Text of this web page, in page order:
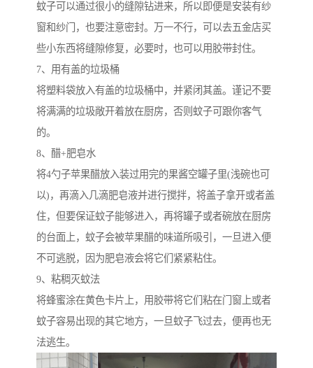
蚊子可以通过很小的缝隙钻进来，所以即便是安装有纱
窗和纱门，也要注意密封。万一不行，可以去五金店买
些小东西将缝隙修复，必要时，也可以用胶带封住。
7、用有盖的垃圾桶
将塑料袋放入有盖的垃圾桶中，并紧闭其盖。谨记不要
将满满的垃圾敞开着放在厨房，否则蚊子可跟你客气
的。
8、醋+肥皂水
将4勺子苹果醋放入装过用完的果酱空罐子里(浅碗也可
以)，再滴入几滴肥皂液并进行搅拌，将盖子拿开或者盖
住，但要保证蚊子能够进入，再将罐子或者碗放在厨房
的台面上，蚊子会被苹果醋的味道所吸引，一旦进入便
不可逃脱，因为肥皂液会将它们紧紧粘住。
9、粘稠灭蚊法
将蜂蜜涂在黄色卡片上，用胶带将它们粘在门窗上或者
蚊子容易出现的其它地方，一旦蚊子飞过去，便再也无
法逃生。